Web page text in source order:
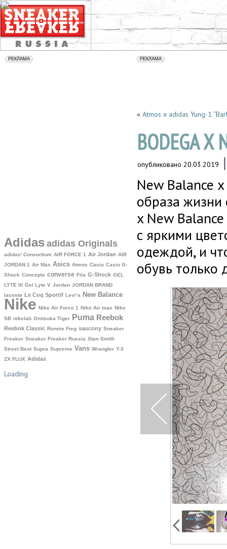
Adidas adidas Originals
adidas' Consortium AIR FORCE 1 Air Jordan AIR
JORDAN 1 Air Max Asics Atmos Casio Casio G-
Shock Concepts converse Fila G-Shock GEL
LYTE III Gel Lyte V Jordan JORDAN BRAND
lacoste Le Coq Sportif Levi’s New Balance
Nike Nike Air Force 1 Nike Air max Nike
SB nikelab Onitsuka Tiger Puma Reebok
Reebok Classic Ronnie Fieg saucony Sneaker
Freaker Sneaker Freaker Russia Stan Smith
Street Beat Supra Supreme Vans Wrangler Y-3
ZX FLUX Аdidas
Loading
« Atmos x adidas Yung-1
BODEGA X
опубликовано 20.03.2019
New Balance
образа
x New
с яркими
одеждой, и
обувь